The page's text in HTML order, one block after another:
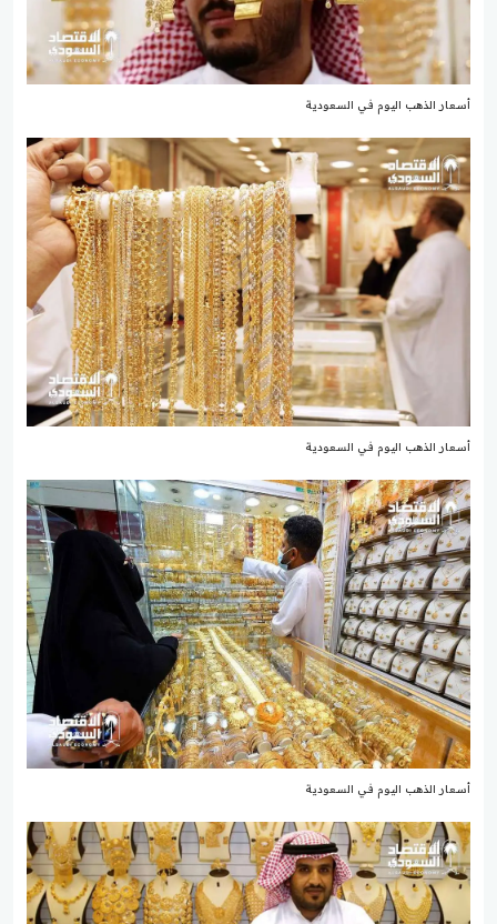
أسعار الذهب اليوم في السعودية
أسعار الذهب اليوم في السعودية
أسعار الذهب اليوم في السعودية